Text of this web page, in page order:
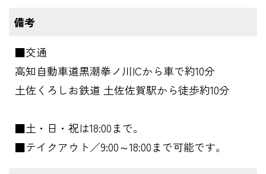
備考
■交通
高知自動車道黒潮拳ノ川ICから車で約10分
土佐くろしお鉄道 土佐佐賀駅から徒歩約10分
■土・日・祝は18:00まで。
■テイクアウト／9:00～18:00まで可能です。